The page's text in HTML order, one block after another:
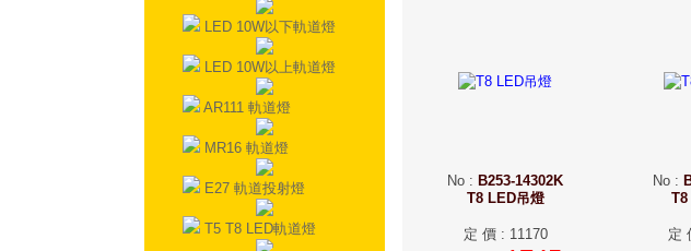
LED 10W以下軌道燈
LED 10W以上軌道燈
AR111 軌道燈
MR16 軌道燈
E27 軌道投射燈
T5 T8 LED軌道燈
No : B253-14302K
T8 LED吊燈
定 價: 11170
No:
T8
定